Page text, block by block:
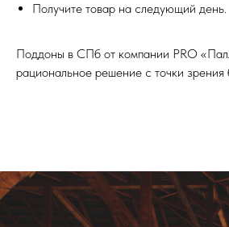
Получите товар на следующий день.
Поддоны в СПб от компании PRO
рациональное решение с точки зрения